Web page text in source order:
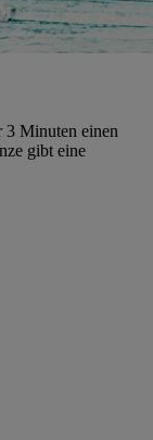
3 Minuten einen
gibt eine